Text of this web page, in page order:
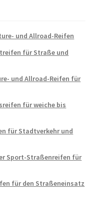
und Allroad-Reifen
für Straße und
und Allroad-Reifen für
für weiche bis
für Stadtverkehr und
Sport-Straßenreifen für
für den Straßeneinsatz